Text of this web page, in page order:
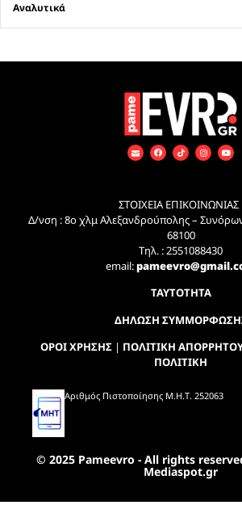
Αναλυτικά
ΣΤΟΙΧΕΙΑ ΕΠΙΚΟΙΝΩΝΙΑΣ
Δ/νση : 8ο χλμ Αλεξανδρούπολης –
68100
Τηλ. : 2551088430
email:
ΤΑΥΤΟΤΗΤΑ
ΔΗΛΩΣΗ
ΟΡΟΙ ΧΡΗΣΗΣ| ΠΟΛΙΤΙΚΗ
ΠΟΛΙΤΙΚΗ
Αριθμός Πιστοποίησης Μ.Η.Τ. 252063
© 2025 Pameevro - All rights
Mediaspot.gr